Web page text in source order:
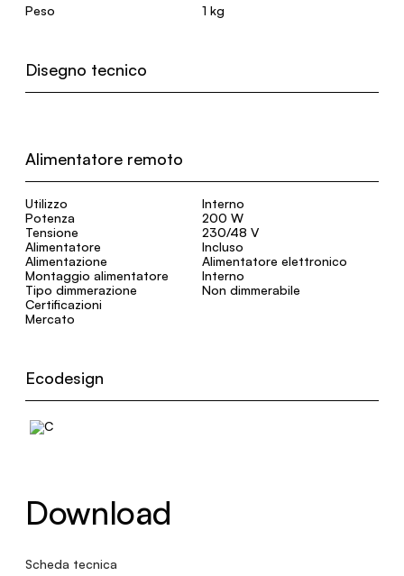
Peso 1 kg
Disegno tecnico
Alimentatore remoto
Utilizzo
Interno
Potenza
200 W
Tensione
230/48 V
Alimentatore
Incluso
Alimentazione
Alimentatore elettronico
Montaggio alimentatore
Interno
Tipo dimmerazione
Non dimmerabile
Certificazioni
Mercato
Ecodesign
Download
Scheda tecnica